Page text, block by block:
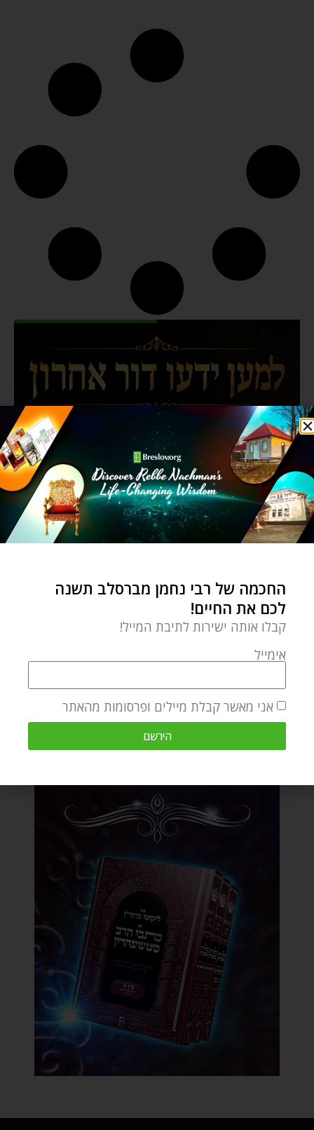
החכמה של רבי נחמן מברסלב תשנה
לכם את החיים!
קבלו אותה ישירות לתיבת המייל!
אימייל
אני מאשר קבלת מיילים ופרסומות מהאתר
הירשם